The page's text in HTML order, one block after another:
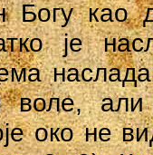
Богу
је
воле,
око не